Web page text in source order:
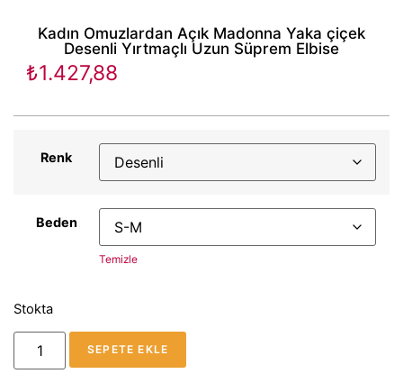
Kadın Omuzlardan Açık Madonna Yaka çiçek
Desenli Yırtmaçlı Uzun Süprem Elbise
₺1.427,88
Renk
Beden
Temizle
Stokta
SEPETE EKLE